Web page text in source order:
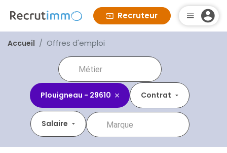
Recruteur
Accueil Offres d'emploi
Plouigneau - 29610 Contrat
Salaire